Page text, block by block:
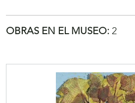
OBRAS EN EL MUSEO: 2